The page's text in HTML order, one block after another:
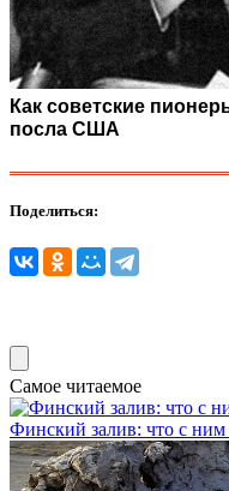
Как советские
посла США
Поделиться:
Самое читаемое
Финcкий зaлив: что с ним